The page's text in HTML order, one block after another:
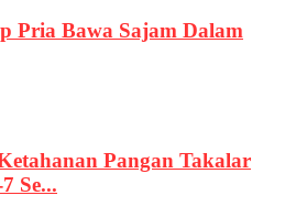
Pria Bawa Sajam Dalam
Pangan Takalar
Se...